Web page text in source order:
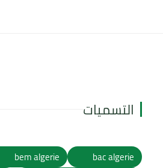
التسميات
bac algerie
bem algerie